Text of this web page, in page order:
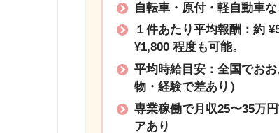
自転車・原付・軽自動車
１件あたり平均報酬：約
¥1,800 程度も可能。
平均時給目安：全国でお
物・経験で差あり）
専業稼働で月収25〜35万
アあり